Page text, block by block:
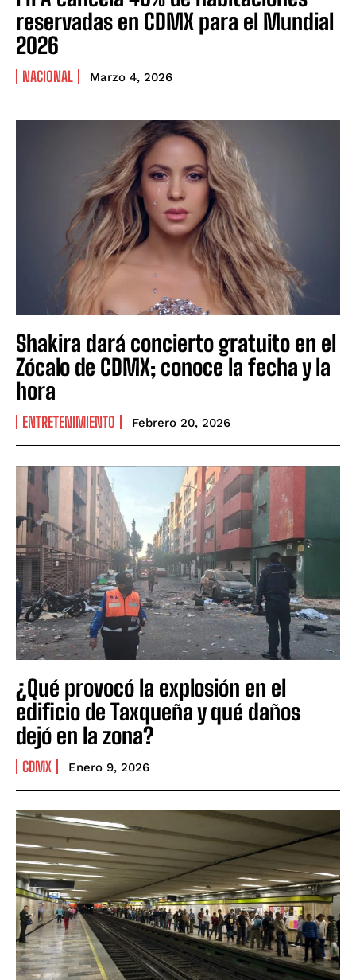
reservadas en CDMX para el Mundial
2026
NACIONAL Marzo 4, 2026
Shakira dará concierto gratuito en el
Zócalo de CDMX; conoce la fecha y la
hora
ENTRETENIMIENTO Febrero 20, 2026
¿Qué provocó la explosión en el
edificio de Taxqueña y qué daños
dejó en la zona?
CDMX Enero 9, 2026